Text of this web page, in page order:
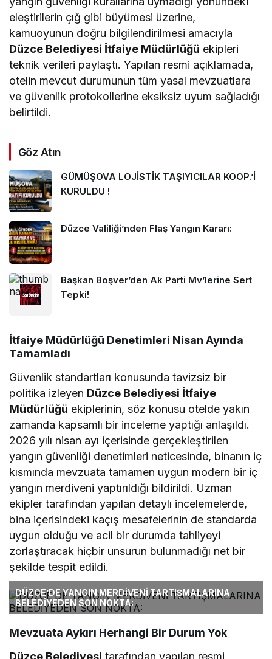
eleştirilerin çığ gibi büyümesi üzerine,
kamuoyunun doğru bilgilendirilmesi amacıyla
Düzce Belediyesi İtfaiye Müdürlüğü ekipleri
teknik verileri paylaştı. Yapılan resmi açıklamada,
otelin mevcut durumunun tüm yasal mevzuatlara
ve güvenlik protokollerine eksiksiz uyum sağladığı
belirtildi.
Göz Atın
GÜMÜŞOVA LOJİSTİK TAŞIYICILAR KOOP.’İ
KURULDU !
Düzce Valiliği’nden Flaş Yangın Kararı:
Başkan Boşver’den Ak Parti Mv’lerine Sert
Tepki!
İtfaiye Müdürlüğü Denetimleri Nisan Ayında
Tamamladı
Güvenlik standartları konusunda tavizsiz bir
politika izleyen Düzce Belediyesi İtfaiye
Müdürlüğü ekiplerinin, söz konusu otelde yakın
zamanda kapsamlı bir inceleme yaptığı anlaşıldı.
2026 yılı nisan ayı içerisinde gerçekleştirilen
yangın güvenliği denetimleri neticesinde, binanın iç
kısmında mevzuata tamamen uygun modern bir iç
yangın merdiveni yaptırıldığı bildirildi. Uzman
ekipler tarafından yapılan detaylı incelemelerde,
bina içerisindeki kaçış mesafelerinin de standarda
uygun olduğu ve acil bir durumda tahliyeyi
zorlaştıracak hiçbir unsurun bulunmadığı net bir
şekilde tespit edildi.
DÜZCE’DE YANGIN MERDİVENİ TARTIŞMALARINA
BELEDİYEDEN SON NOKTA:
Mevzuata Aykırı Herhangi Bir Durum Yok
Düzce Belediyesi tarafından yapılan resmi